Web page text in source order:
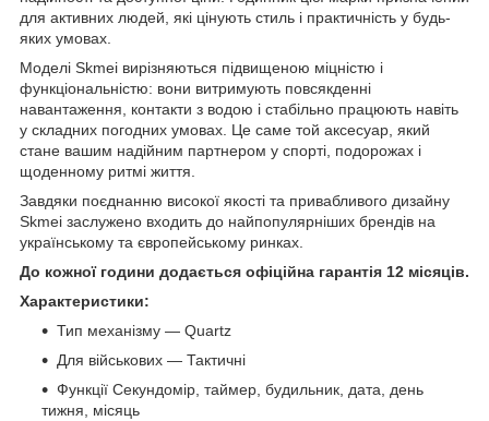
для активних людей, які цінують стиль і практичність у будь-
яких умовах.
Моделі Skmei вирізняються підвищеною міцністю і
функціональністю: вони витримують повсякденні
навантаження, контакти з водою і стабільно працюють навіть
у складних погодних умовах. Це саме той аксесуар, який
стане вашим надійним партнером у спорті, подорожах і
щоденному ритмі життя.
Завдяки поєднанню високої якості та привабливого дизайну
Skmei заслужено входить до найпопулярніших брендів на
українському та європейському ринках.
До кожної години додається офіційна гарантія 12 місяців.
Характеристики:
Тип механізму — Quartz
Для військових — Тактичні
Функції Секундомір, таймер, будильник, дата, день
тижня, місяць